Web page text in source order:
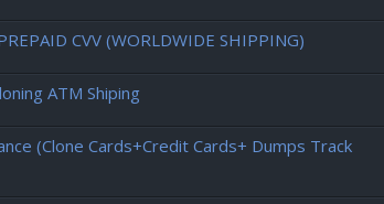
CVV (WORLDWIDE SHIPPING)
ATM Shiping
(Clone Cards+Credit Cards+ Dumps Track